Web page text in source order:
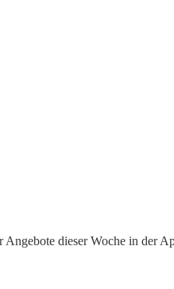
Angebote dieser Woche in der